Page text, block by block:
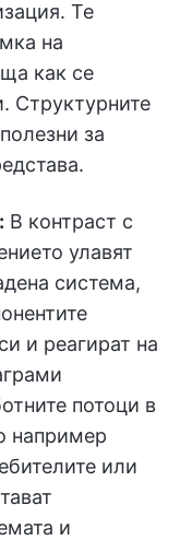
Те
на
как се
Структурните
за
В контраст с
улавят
система,
и реагират на
потоци в
например
или
и